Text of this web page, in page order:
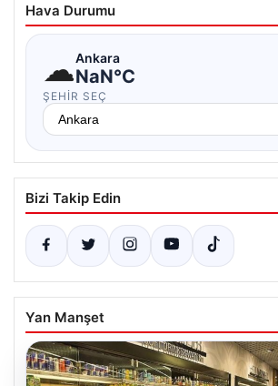
Hava Durumu
☁Ankara
NaN°C
ŞEHIR SEÇ
Bizi Takip Edin
Yan Manşet